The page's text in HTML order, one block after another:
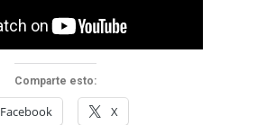
Comparte esto:
Facebook X